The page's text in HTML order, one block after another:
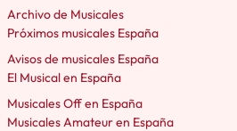
Archivo de Musicales
Próximos musicales España
Avisos de musicales España
El Musical en España
Musicales Off en España
Musicales Amateur en España